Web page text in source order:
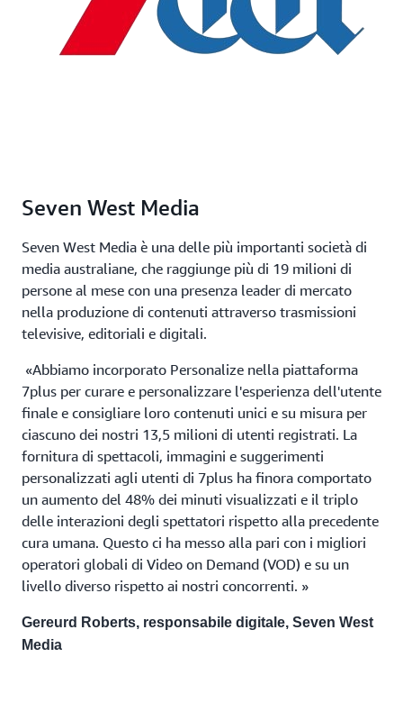
Seven West Media
Seven West Media è una delle più importanti società di
media australiane, che raggiunge più di 19 milioni di
persone al mese con una presenza leader di mercato
nella produzione di contenuti attraverso trasmissioni
televisive, editoriali e digitali.
«Abbiamo incorporato Personalize nella piattaforma
7plus per curare e personalizzare l'esperienza dell'utente
finale e consigliare loro contenuti unici e su misura per
ciascuno dei nostri 13,5 milioni di utenti registrati. La
fornitura di spettacoli, immagini e suggerimenti
personalizzati agli utenti di 7plus ha finora comportato
un aumento del 48% dei minuti visualizzati e il triplo
delle interazioni degli spettatori rispetto alla precedente
cura umana. Questo ci ha messo alla pari con i migliori
operatori globali di Video on Demand (VOD) e su un
livello diverso rispetto ai nostri concorrenti. »
Gereurd Roberts, responsabile digitale, Seven West
Media